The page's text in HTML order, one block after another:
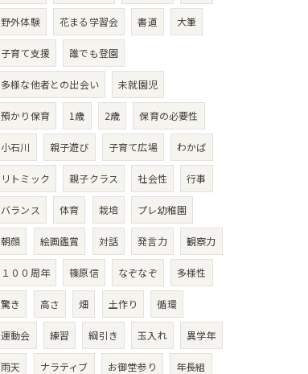
野外体験 花まる学習会 書道 大筆
子育て支援 誰でも登園
多様な他者との出会い 未就園児
預かり保育 1歳 2歳 保育の必要性
小石川 親子遊び 子育て広場 わかば
リトミック 親子クラス 社会性 行事
バランス 体育 栽培 プレ幼稚園
朝顔 絵画鑑賞 対話 発言力 観察力
１００周年 篠原信 なぞなぞ 多様性
驚き 高さ 畑 土作り 循環
運動会 練習 綱引き 玉入れ 異学年
雨天 ナラティブ お御堂参り 年長組